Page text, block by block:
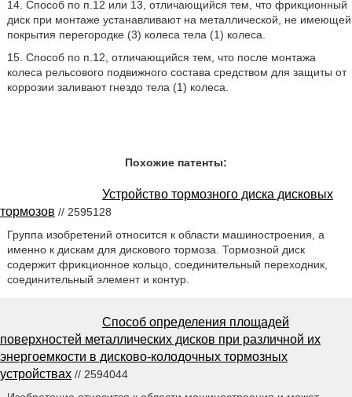
14. Способ по п.12 или 13, отличающийся тем, что фрикционный
диск при монтаже устанавливают на металлической, не имеющей
покрытия перегородке (3) колеса тела (1) колеса.
15. Способ по п.12, отличающийся тем, что после монтажа
колеса рельсового подвижного состава средством для защиты от
коррозии заливают гнездо тела (1) колеса.
Похожие патенты:
Устройство тормозного диска дисковых
тормозов // 2595128
Группа изобретений относится к области машиностроения, а
именно к дискам для дискового тормоза. Тормозной диск
содержит фрикционное кольцо, соединительный переходник,
соединительный элемент и контур.
Способ определения площадей
поверхностей металлических дисков при различной их
энергоемкости в дисково-колодочных тормозных
устройствах // 2594044